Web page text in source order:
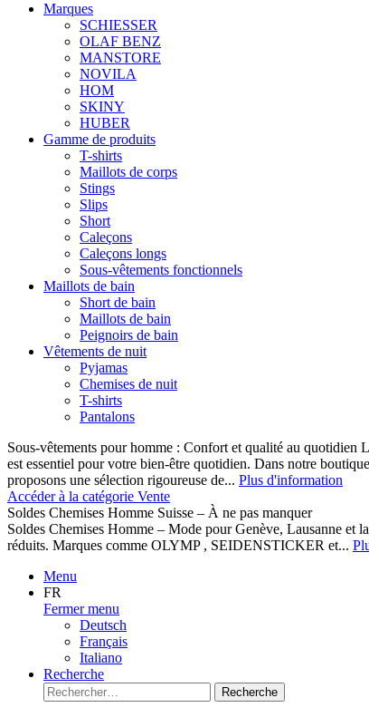
Marques
SCHIESSER
OLAF BENZ
MANSTORE
NOVILA
HOM
SKINY
HUBER
Gamme de produits
T-shirts
Maillots de corps
Stings
Slips
Short
Caleçons
Caleçons longs
Sous-vêtements fonctionnels
Maillots de bain
Short de bain
Maillots de bain
Peignoirs de bain
Vêtements de nuit
Pyjamas
Chemises de nuit
T-shirts
Pantalons
Sous-vêtements pour homme : Confort et qualité au quotidien
est essentiel pour votre bien-être quotidien. Dans notre
proposons une sélection rigoureuse de... Plus d'information
Accéder à la catégorie Vente
Soldes Chemises Homme Suisse – À ne pas manquer
Soldes Chemises Homme – Mode pour Genève, Lausanne et
réduits. Marques comme OLYMP , SEIDENSTICKER et...
Menu
FR
Fermer menu
Deutsch
Français
Italiano
Recherche
Recherche